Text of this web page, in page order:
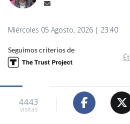
Miércoles 05 Agosto, 2026 | 23:40
Seguimos criterios de
4443
visitas